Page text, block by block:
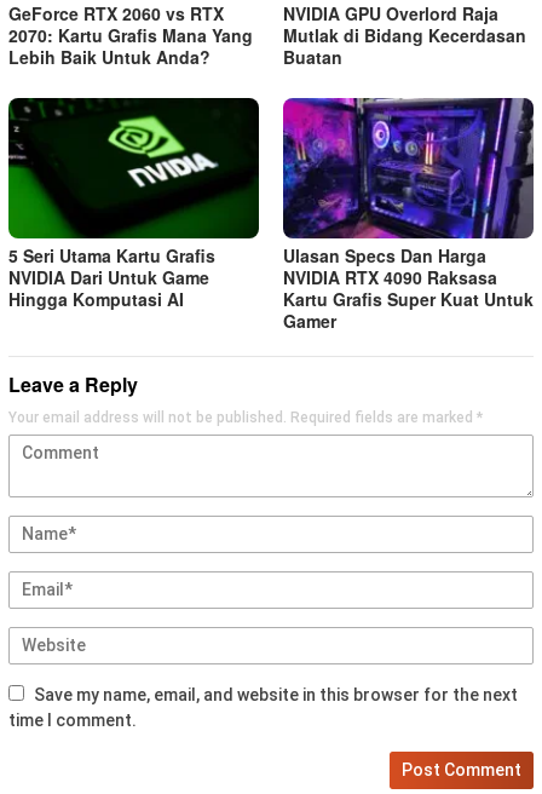
GeForce RTX 2060 vs RTX
2070: Kartu Grafis Mana Yang
Lebih Baik Untuk Anda?
NVIDIA GPU Overlord Raja
Mutlak di Bidang Kecerdasan
Buatan
5 Seri Utama Kartu Grafis
NVIDIA Dari Untuk Game
Hingga Komputasi AI
Ulasan Specs Dan Harga
NVIDIA RTX 4090 Raksasa
Kartu Grafis Super Kuat Untuk
Gamer
Leave a Reply
Your email address will not be published. Required fields are marked *
Save my name, email, and website in this browser for the next
time I comment.